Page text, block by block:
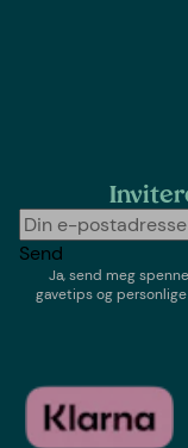
Send
Ja, send meg
gavetips og